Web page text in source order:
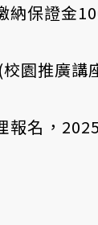
納保證金
園推廣
報名，